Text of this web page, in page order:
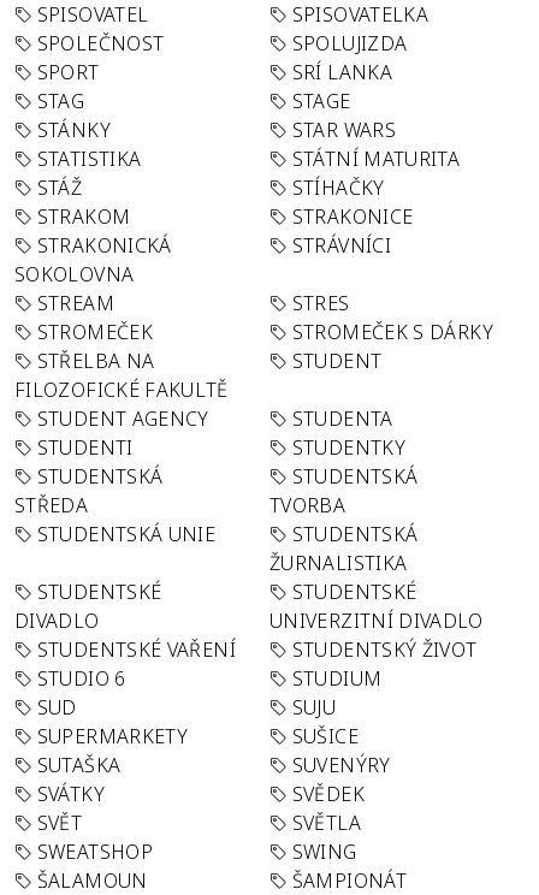
SPISOVATEL
SPISOVATELKA
SPOLEČNOST
SPOLUJIZDA
SPORT
SRÍ LANKA
STAG
STAGE
STÁNKY
STAR WARS
STATISTIKA
STÁTNÍ MATURITA
STÁŽ
STÍHAČKY
STRAKOM
STRAKONICE
STRAKONICKÁ
SOKOLOVNA
STRÁVNÍCI
STREAM
STRES
STROMEČEK
STROMEČEK S DÁRKY
STŘELBA NA
FILOZOFICKÉ FAKULTĚ
STUDENT
STUDENT AGENCY
STUDENTA
STUDENTI
STUDENTKY
STUDENTSKÁ
STŘEDA
STUDENTSKÁ
TVORBA
STUDENTSKÁ UNIE
STUDENTSKÁ
ŽURNALISTIKA
STUDENTSKÉ
DIVADLO
STUDENTSKÉ
UNIVERZITNÍ DIVADLO
STUDENTSKÉ VAŘENÍ
STUDENTSKÝ ŽIVOT
STUDIO 6
STUDIUM
SUD
SUJU
SUPERMARKETY
SUŠICE
SUTAŠKA
SUVENÝRY
SVÁTKY
SVĚDEK
SVĚT
SVĚTLA
SWEATSHOP
SWING
ŠALAMOUN
ŠAMPIONÁT